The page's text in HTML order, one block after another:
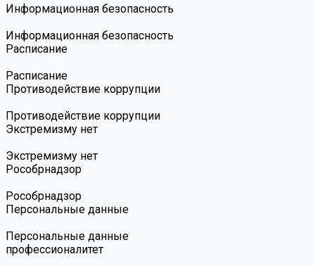
Информационная безопасность
Информационная безопасность
Расписание
Расписание
Противодействие коррупции
Противодействие коррупции
Экстремизму нет
Экстремизму нет
Роcобрнадзор
Роcобрнадзор
Персональные данные
Персональные данные
профессионалитет